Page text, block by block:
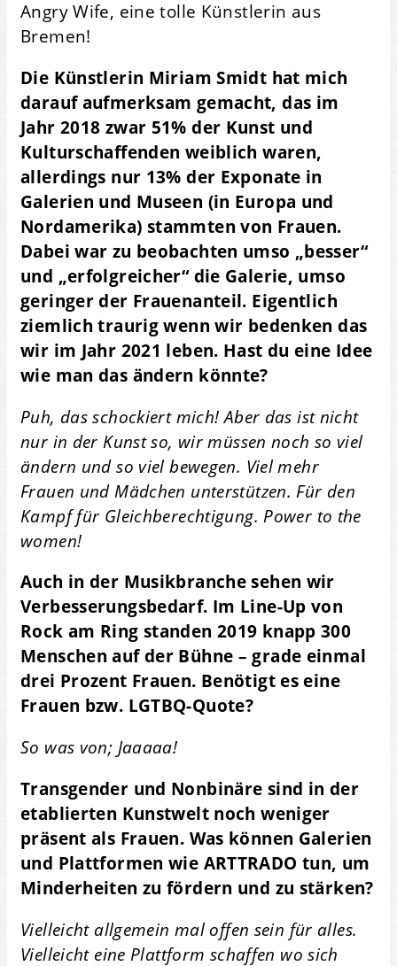
Angry Wife, eine tolle Künstlerin aus
Bremen!
Die Künstlerin Miriam Smidt hat mich
darauf aufmerksam gemacht, das im
Jahr 2018 zwar 51% der Kunst und
Kulturschaffenden weiblich waren,
allerdings nur 13% der Exponate in
Galerien und Museen (in Europa und
Nordamerika) stammten von Frauen.
Dabei war zu beobachten umso „besser“
und „erfolgreicher“ die Galerie, umso
geringer der Frauenanteil. Eigentlich
ziemlich traurig wenn wir bedenken das
wir im Jahr 2021 leben. Hast du eine Idee
wie man das ändern könnte?
Puh, das schockiert mich! Aber das ist nicht
nur in der Kunst so, wir müssen noch so viel
ändern und so viel bewegen. Viel mehr
Frauen und Mädchen unterstützen. Für den
Kampf für Gleichberechtigung. Power to the
women!
Auch in der Musikbranche sehen wir
Verbesserungsbedarf. Im Line-Up von
Rock am Ring standen 2019 knapp 300
Menschen auf der Bühne – grade einmal
drei Prozent Frauen. Benötigt es eine
Frauen bzw. LGTBQ-Quote?
So was von; Jaaaaa!
Transgender und Nonbinäre sind in der
etablierten Kunstwelt noch weniger
präsent als Frauen. Was können Galerien
und Plattformen wie ARTTRADO tun, um
Minderheiten zu fördern und zu stärken?
Vielleicht allgemein mal offen sein für alles.
Vielleicht eine Plattform schaffen wo sich